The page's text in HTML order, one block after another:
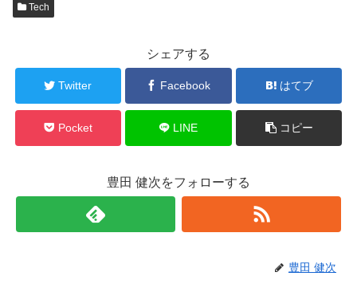
Tech
シェアする
Twitter Facebook はてブ
Pocket LINE コピー
豊田 健次をフォローする
豊田 健次